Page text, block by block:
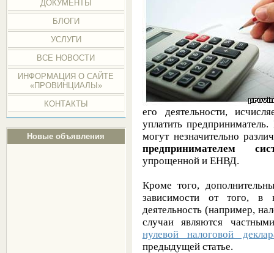
ДОКУМЕНТЫ
БЛОГИ
УСЛУГИ
ВСЕ НОВОСТИ
ИНФОРМАЦИЯ О САЙТЕ
«ПРОВИНЦИАЛЫ»
КОНТАКТЫ
Новые объявления
его деятельности,
уплатить
могут незначительно
предпринимателем
упрощенной и ЕНВД.
Кроме того,
зависимости от того, в
деятельность (например,
случаи являются
нулевой налоговой
предыдущей статье.